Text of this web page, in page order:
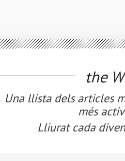
the
Una llista dels articles
més
Lliurat cada